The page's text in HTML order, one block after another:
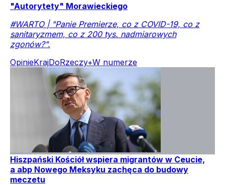
"Autorytety" Morawieckiego
#WARTO | "Panie Premierze, co z COVID-19, co z
sanitaryzmem, co z 200 tys. nadmiarowych
zgonów?".
OpinieKrajDoRzeczy+W numerze
Hiszpański Kościół wspiera migrantów w Ceucie,
a abp Nowego Meksyku zachęca do budowy
meczetu